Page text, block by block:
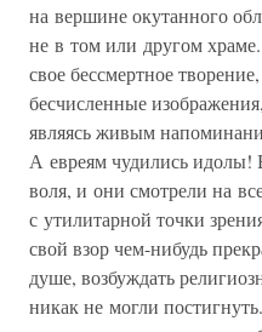
на вершине окутанного
не в том или другом
свое бессмертное
бесчисленные
являясь живым
А евреям чудились идолы!
воля, и они смотрели на
с утилитарной точки
свой взор чем-нибудь
душе, возбуждать
никак не могли